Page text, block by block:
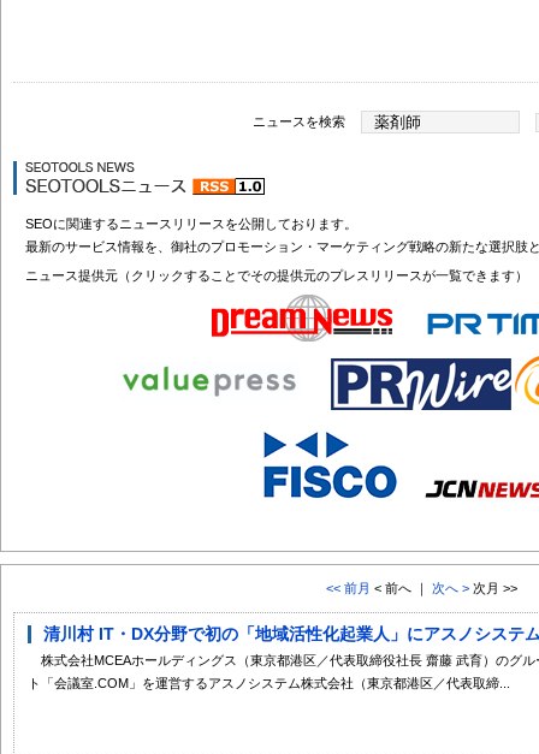
ニュースを検索
SEOに関連するニュースリリースを公開しております。
最新のサービス情報を、御社のプロモーション・マーケティング戦略の新たな選択肢
ニュース提供元（クリックすることでその提供元のプレスリリースが一覧できます）
<< 前月 < 前へ ｜ 次へ >次月 >>
清川村 IT・DX分野で初の「地域活性化起業人」にアスノシステ
株式会社MCEAホールディングス（東京都港区／代表取締役社長 齋藤 武育）のグ
ト「会議室.COM」を運営するアスノシステム株式会社（東京都港区／代表取締...